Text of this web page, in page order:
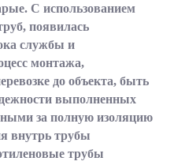
С использованием
появилась
службы и
монтажа,
до объекта, быть
выполненных
за полную изоляцию
внутрь трубы
трубы